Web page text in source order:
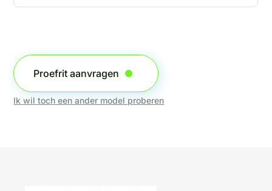
Proefrit aanvragen
Ik wil toch een ander model proberen